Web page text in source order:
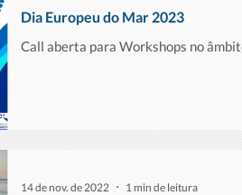
Dia Europeu do Mar 2023
Call aberta para Workshops no
14 de nov. de 2022 1 min de leitura